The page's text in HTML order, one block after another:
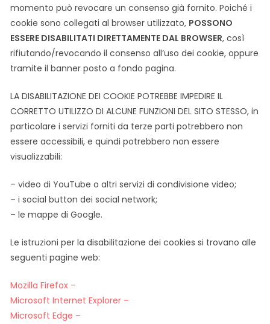
momento può revocare un consenso già fornito. Poiché i
cookie sono collegati al browser utilizzato, POSSONO
ESSERE DISABILITATI DIRETTAMENTE DAL BROWSER, così
rifiutando/revocando il consenso all’uso dei cookie, oppure
tramite il banner posto a fondo pagina.
LA DISABILITAZIONE DEI COOKIE POTREBBE IMPEDIRE IL
CORRETTO UTILIZZO DI ALCUNE FUNZIONI DEL SITO STESSO, in
particolare i servizi forniti da terze parti potrebbero non
essere accessibili, e quindi potrebbero non essere
visualizzabili:
– video di YouTube o altri servizi di condivisione video;
– i social button dei social network;
– le mappe di Google.
Le istruzioni per la disabilitazione dei cookies si trovano alle
seguenti pagine web:
Mozilla Firefox –
Microsoft Internet Explorer –
Microsoft Edge –